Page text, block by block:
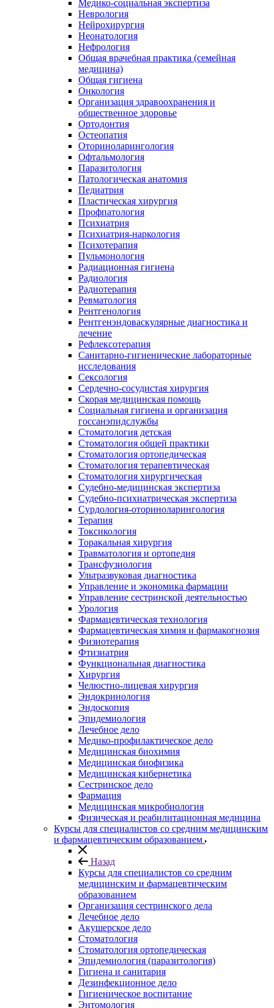
Медико-социальная экспертиза
Неврология
Нейрохирургия
Неонатология
Нефрология
Общая врачебная практика (семейная
медицина)
Общая гигиена
Онкология
Организация здравоохранения и
общественное здоровье
Ортодонтия
Остеопатия
Оториноларингология
Офтальмология
Паразитология
Патологическая анатомия
Педиатрия
Пластическая хирургия
Профпатология
Психиатрия
Психиатрия-наркология
Психотерапия
Пульмонология
Радиационная гигиена
Радиология
Радиотерапия
Ревматология
Рентгенология
Рентгенэндоваскулярные диагностика и
лечение
Рефлексотерапия
Санитарно-гигиенические лабораторные
исследования
Сексология
Сердечно-сосудистая хирургия
Скорая медицинская помощь
Социальная гигиена и организация
госсанэпидслужбы
Стоматология детская
Стоматология общей практики
Стоматология ортопедическая
Стоматология терапевтическая
Стоматология хирургическая
Судебно-медицинская экспертиза
Судебно-психиатрическая экспертиза
Сурдология-оториноларингология
Терапия
Токсикология
Торакальная хирургия
Травматология и ортопедия
Трансфузиология
Ультразвуковая диагностика
Управление и экономика фармации
Управление сестринской деятельностью
Урология
Фармацевтическая технология
Фармацевтическая химия и фармакогнозия
Физиотерапия
Фтизиатрия
Функциональная диагностика
Хирургия
Челюстно-лицевая хирургия
Эндокринология
Эндоскопия
Эпидемиология
Лечебное дело
Медико-профилактическое дело
Медицинская биохимия
Медицинская биофизика
Медицинская кибернетика
Сестринское дело
Фармация
Медицинская микробиология
Физическая и реабилитационная медицина
Курсы для специалистов со средним медицинским
и фармацевтическим образованием
Назад
Курсы для специалистов со средним
медицинским и фармацевтическим
образованием
Организация сестринского дела
Лечебное дело
Акушерское дело
Стоматология
Стоматология ортопедическая
Эпидемиология (паразитология)
Гигиена и санитария
Дезинфекционное дело
Гигиеническое воспитание
Энтомология